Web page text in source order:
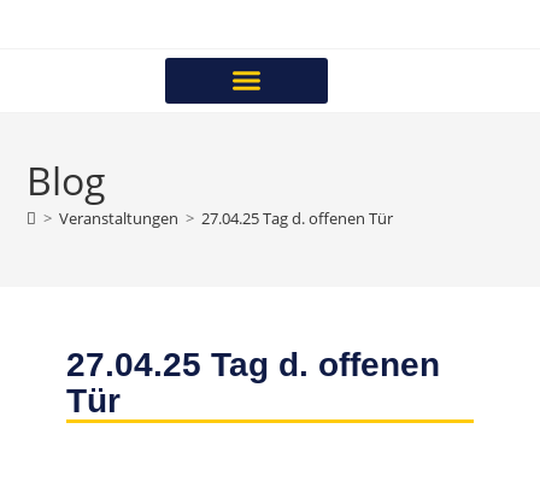
Blog
> Veranstaltungen > 27.04.25 Tag d. offenen Tür
27.04.25 Tag d. offenen
Tür